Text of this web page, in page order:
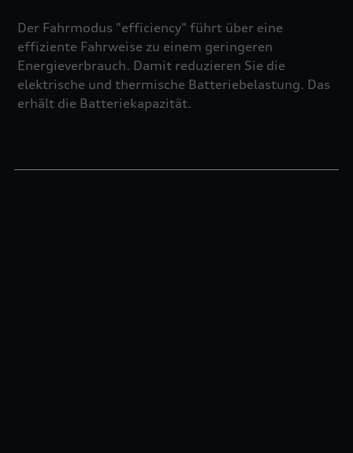
Der Fahrmodus "efficiency" führt über eine
effiziente Fahrweise zu einem geringeren
Energieverbrauch. Damit reduzieren Sie die
elektrische und thermische Batteriebelastung. Das
erhält die Batteriekapazität.